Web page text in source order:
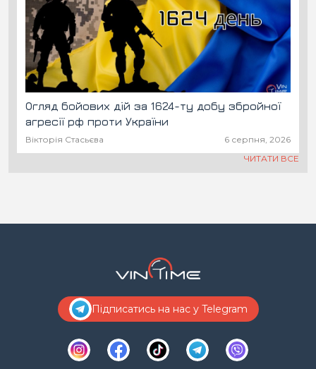
Огляд бойових дій за 1624-ту добу збройної
агресії рф проти України
Вікторія Стасьєва
6 серпня, 2026
ЧИТАТИ ВСЕ
Підписатись на нас у Telegram